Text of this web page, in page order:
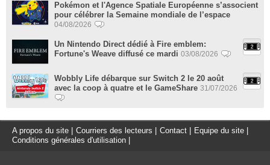
Pokémon et l'Agence Spatiale Européenne s’associent
pour célébrer la Semaine mondiale de l’espace
04/08/2026
Un Nintendo Direct dédié à Fire emblem:
Fortune's Weave diffusé ce mardi 03/08/2026
Wobbly Life débarque sur Switch 2 le 20 août
avec la coop à quatre et le GameShare 31/07/2026
A propos du site Courriers des lecteurs Contact Equipe du site
Conditions générales d'utilisation